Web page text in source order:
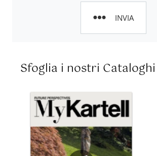
INVIA
Sfoglia i nostri Cataloghi